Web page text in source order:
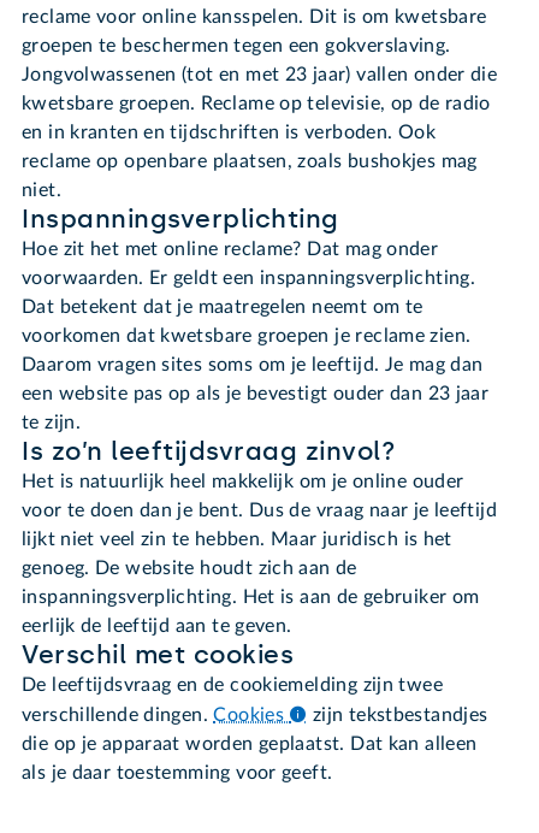
reclame voor online kansspelen. Dit is om kwetsbare
groepen te beschermen tegen een gokverslaving.
Jongvolwassenen (tot en met 23 jaar) vallen onder die
kwetsbare groepen. Reclame op televisie, op de radio
en in kranten en tijdschriften is verboden. Ook
reclame op openbare plaatsen, zoals bushokjes mag
niet.
Inspanningsverplichting
Hoe zit het met online reclame? Dat mag onder
voorwaarden. Er geldt een inspanningsverplichting.
Dat betekent dat je maatregelen neemt om te
voorkomen dat kwetsbare groepen je reclame zien.
Daarom vragen sites soms om je leeftijd. Je mag dan
een website pas op als je bevestigt ouder dan 23 jaar
te zijn.
Is zo’n leeftijdsvraag zinvol?
Het is natuurlijk heel makkelijk om je online ouder
voor te doen dan je bent. Dus de vraag naar je leeftijd
lijkt niet veel zin te hebben. Maar juridisch is het
genoeg. De website houdt zich aan de
inspanningsverplichting. Het is aan de gebruiker om
eerlijk de leeftijd aan te geven.
Verschil met cookies
De leeftijdsvraag en de cookiemelding zijn twee
verschillende dingen.Cookies
zijn tekstbestandjes
die op je apparaat worden geplaatst. Dat kan alleen
als je daar toestemming voor geeft.